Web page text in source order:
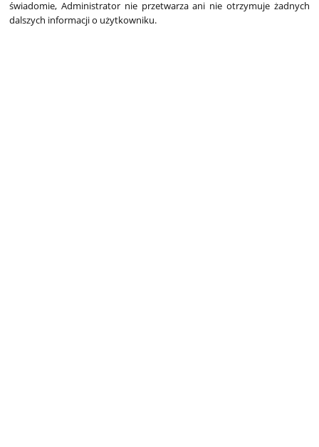
świadomie, Administrator nie przetwarza ani nie otrzymuje żadnych
dalszych informacji o użytkowniku.